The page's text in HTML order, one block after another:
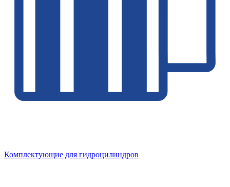
Комплектующие для гидроцилиндров